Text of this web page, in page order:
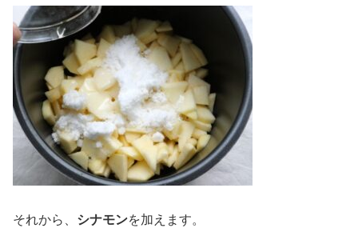
それから、 シナモンを加えます。